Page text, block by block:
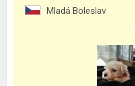
Mladá Boleslav